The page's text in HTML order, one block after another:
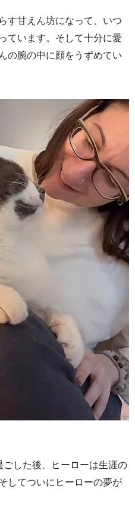
す甘えん坊になって、いつ
ています。そして十分に愛
の腕の中に顔をうずめてい
した後、ヒーローは生涯の
してついにヒーローの夢が